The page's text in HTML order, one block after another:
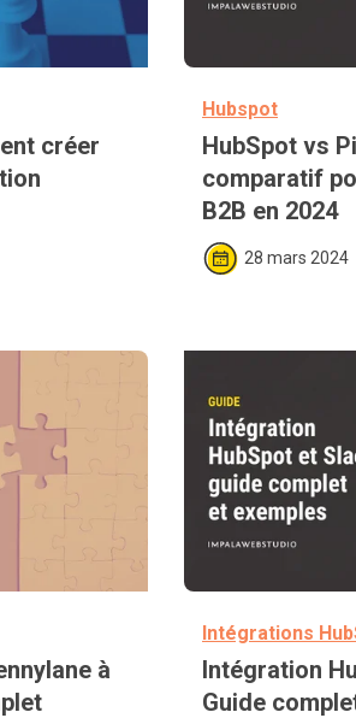
créer
Hubspot
HubSpot vs
comparatif
B2B en 2024
28 mars 2024
à
Intégrations
Intégration
Guide